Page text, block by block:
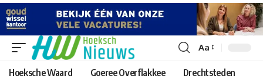
Lettergrootte
aanpassen
Aa
Hoeksche Waard Goeree Overflakkee Drechtsteden